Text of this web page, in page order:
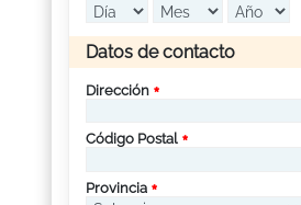
Datos de contacto
Dirección
Código Postal
Provincia